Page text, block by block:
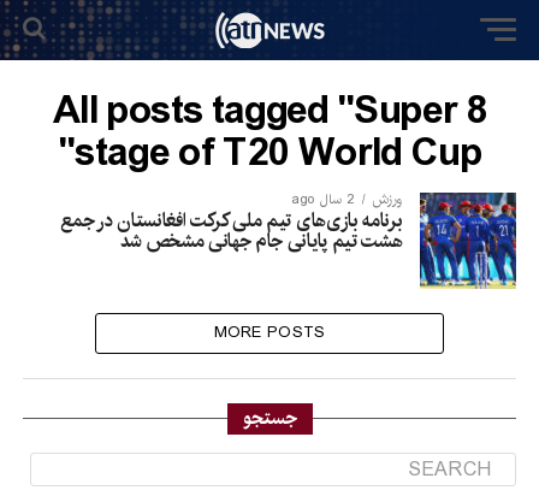
All posts tagged "Super 8
stage of T20 World Cup"
ورزش 2 سال ago
برنامه بازی‌های تیم ملی کرکت افغانستان در جمع
هشت تیم پایانی جام جهانی مشخص شد
MORE POSTS
جستجو